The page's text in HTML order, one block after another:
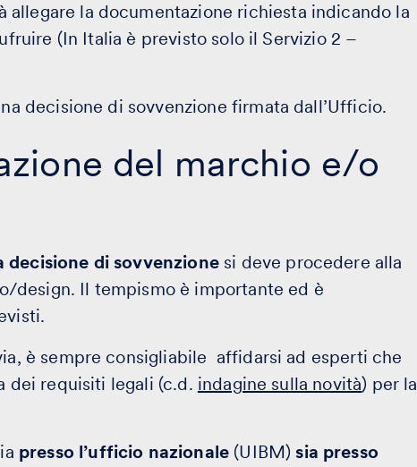
allegare la documentazione richiesta indicando la
(In Italia è previsto solo il Servizio 2 –
decisione di sovvenzione firmata dall’Ufficio.
del marchio e/o
di sovvenzionesi deve procedere alla
design. Il tempismo è importante ed è
è sempre consigliabile affidarsi ad esperti che
dei requisiti legali (c.d. indagine sulla novità) per la
presso l’ufficio nazionale (UIBM) sia presso